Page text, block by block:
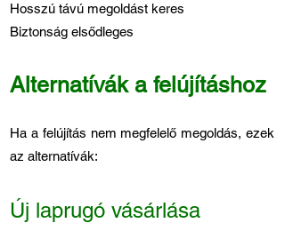
Hosszú távú megoldást keres
Biztonság elsődleges
Alternatívák a felújításhoz
Ha a felújítás nem megfelelő megoldás, ezek
az alternatívák:
Új laprugó vásárlása